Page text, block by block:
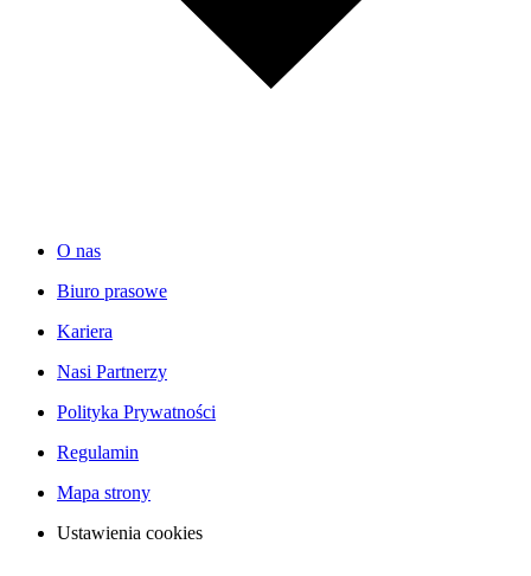
O nas
Biuro prasowe
Kariera
Nasi Partnerzy
Polityka Prywatności
Regulamin
Mapa strony
Ustawienia cookies